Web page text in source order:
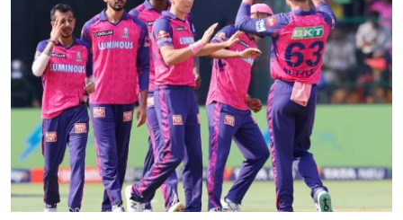
Special Story
Business
Crime
Tamilnadu
National
World